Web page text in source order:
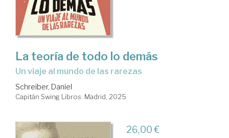
La teoría de todo lo demás
Un viaje al mundo de las rarezas
Schreiber, Daniel
Capitán Swing Libros. Madrid, 2025
26,00 €